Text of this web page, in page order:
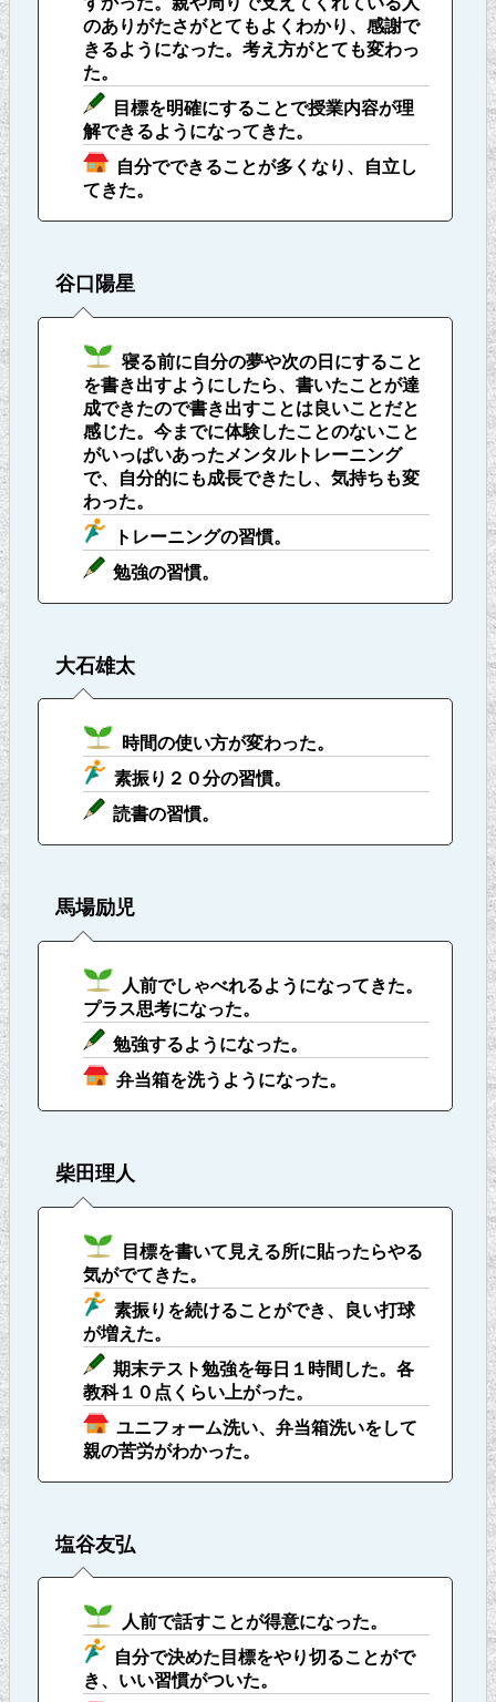
のありがたさがとてもよくわかり、感謝で
きるようになった。考え方がとても変わっ
た。
目標を明確にすることで授業内容が理
解できるようになってきた。
自分でできることが多くなり、自立し
てきた。
谷口陽星
寝る前に自分の夢や次の日にすること
を書き出すようにしたら、書いたことが達
成できたので書き出すことは良いことだと
感じた。今までに体験したことのないこと
がいっぱいあったメンタルトレーニング
で、自分的にも成長できたし、気持ちも変
わった。
トレーニングの習慣。
勉強の習慣。
大石雄太
時間の使い方が変わった。
素振り２０分の習慣。
読書の習慣。
馬場励児
人前でしゃべれるようになってきた。
プラス思考になった。
勉強するようになった。
弁当箱を洗うようになった。
柴田理人
目標を書いて見える所に貼ったらやる
気がでてきた。
素振りを続けることができ、良い打球
が増えた。
期末テスト勉強を毎日１時間した。各
教科１０点くらい上がった。
ユニフォーム洗い、弁当箱洗いをして
親の苦労がわかった。
塩谷友弘
人前で話すことが得意になった。
自分で決めた目標をやり切ることがで
き、いい習慣がついた。